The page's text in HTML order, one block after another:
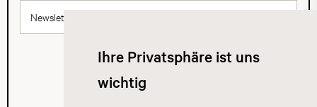
Ihre Privatsphäre ist uns
wichtig
Newsletter abonnieren